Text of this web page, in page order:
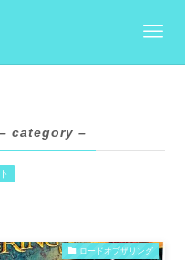
– category –
ロードオブザリング